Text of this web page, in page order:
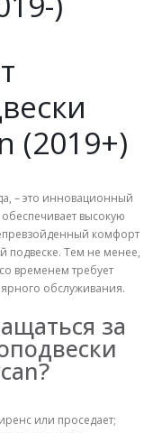
(2019+)
– это инновационный
высокую
комфорт
подвеске. Тем не менее,
временем требует
обслуживания.
за
или проседает;